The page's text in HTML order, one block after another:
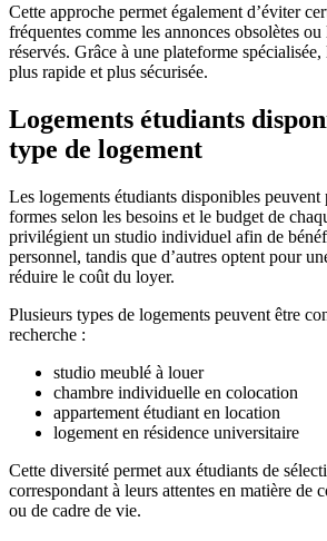
Cette approche permet également d’éviter
fréquentes comme les annonces obsolètes ou
réservés. Grâce à une plateforme
plus rapide et plus sécurisée.
Logements étudiants
type de logement
Les logements étudiants disponibles peuvent
formes selon les besoins et le budget de
privilégient un studio individuel afin de
personnel, tandis que d’autres optent pour
réduire le coût du loyer.
Plusieurs types de logements peuvent être
recherche :
studio meublé à louer
chambre individuelle en colocation
appartement étudiant en location
logement en résidence universitaire
Cette diversité permet aux étudiants de
correspondant à leurs attentes en matière de
ou de cadre de vie.